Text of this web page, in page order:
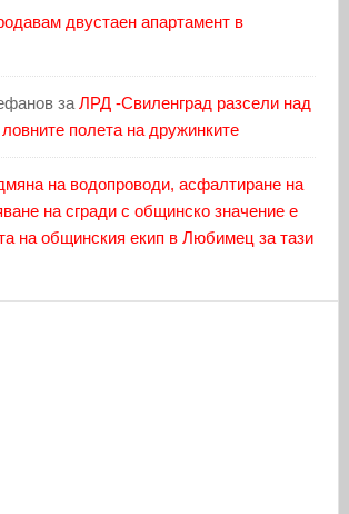
двустаен апартамент в
за ЛРД -Свиленград разсели над
полета на дружинките
на водопроводи, асфалтиране на
на сгради с общинско значение е
на общинския екип в Любимец за тази